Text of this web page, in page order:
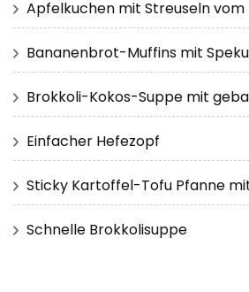
Apfelkuchen mit Streuseln vom
Bananenbrot-Muffins mit
Brokkoli-Kokos-Suppe mit
Einfacher Hefezopf
Sticky Kartoffel-Tofu Pfanne
Schnelle Brokkolisuppe